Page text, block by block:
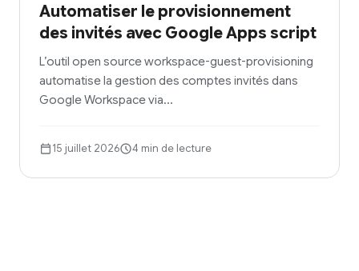
Automatiser le provisionnement
des invités avec Google Apps script
L’outil open source workspace-guest-provisioning
automatise la gestion des comptes invités dans
Google Workspace via…
15 juillet 2026 4 min de lecture